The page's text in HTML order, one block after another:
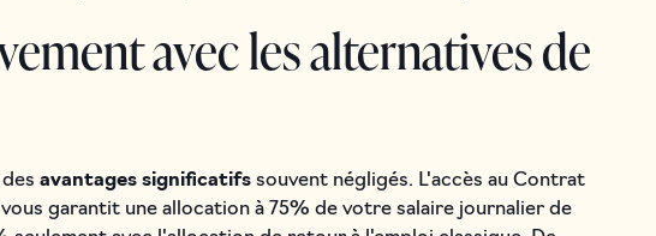
avec les alternatives de
desavantages significatifs souvent négligés. L'accès au Contrat
garantit une allocation à 75% de votre salaire journalier de